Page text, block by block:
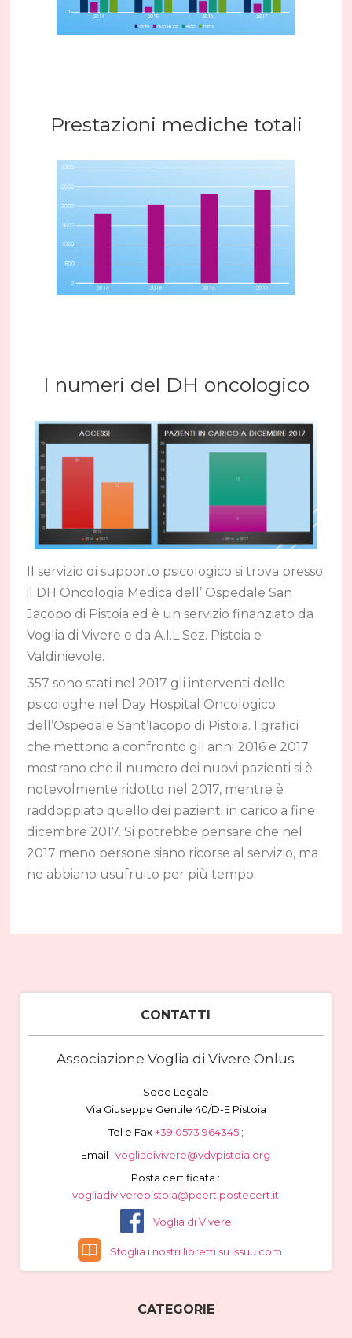
Prestazioni mediche totali
I numeri del DH oncologico
Il servizio di supporto psicologico si trova presso
il DH Oncologia Medica dell’ Ospedale San
Jacopo di Pistoia ed è un servizio finanziato da
Voglia di Vivere e da A.I.L Sez. Pistoia e
Valdinievole.
357 sono stati nel 2017 gli interventi delle
psicologhe nel Day Hospital Oncologico
dell’Ospedale Sant’Iacopo di Pistoia. I grafici
che mettono a confronto gli anni 2016 e 2017
mostrano che il numero dei nuovi pazienti si è
notevolmente ridotto nel 2017, mentre è
raddoppiato quello dei pazienti in carico a fine
dicembre 2017. Si potrebbe pensare che nel
2017 meno persone siano ricorse al servizio, ma
ne abbiano usufruito per più tempo.
CONTATTI
Associazione Voglia di Vivere Onlus
Sede Legale
Via Giuseppe Gentile 40/D-E Pistoia
Tel e Fax+39 0573 964345 ;
Email : vogliadivivere@vdvpistoia.org
Posta certificata :
vogliadiviverepistoia@pcert.postecert.it
Voglia di Vivere
Sfoglia i nostri libretti su Issuu.com
CATEGORIE